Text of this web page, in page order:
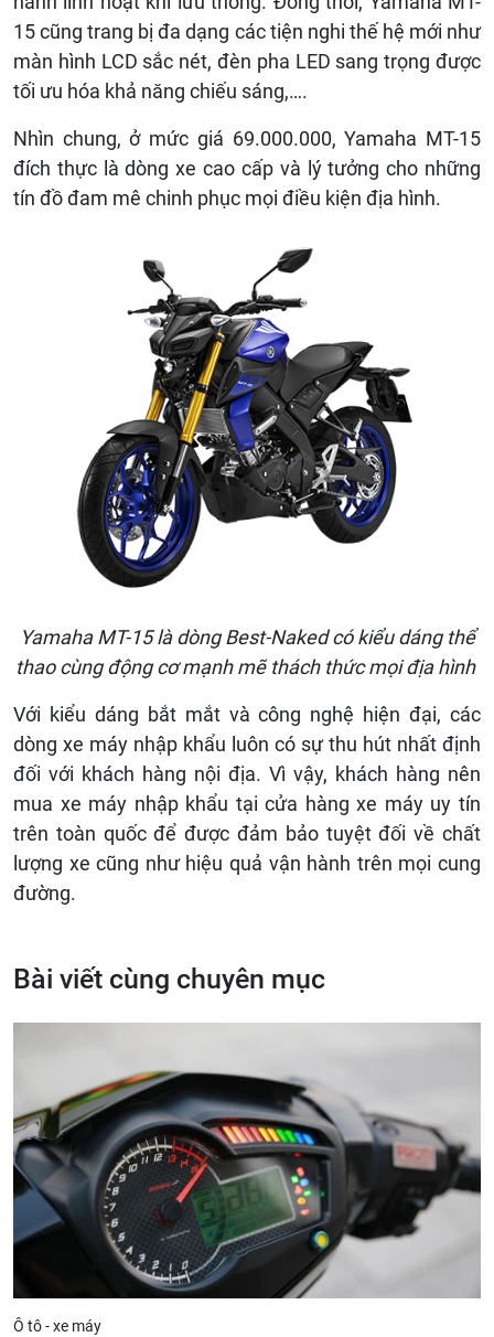
15 cũng trang bị đa dạng các tiện nghi thế hệ mới như
màn hình LCD sắc nét, đèn pha LED sang trọng được
tối ưu hóa khả năng chiếu sáng,….
Nhìn chung, ở mức giá 69.000.000, Yamaha MT-15
đích thực là dòng xe cao cấp và lý tưởng cho những
tín đồ đam mê chinh phục mọi điều kiện địa hình.
Yamaha MT-15 là dòng Best-Naked có kiểu dáng thể
thao cùng động cơ mạnh mẽ thách thức mọi địa hình
Với kiểu dáng bắt mắt và công nghệ hiện đại, các
dòng xe máy nhập khẩu luôn có sự thu hút nhất định
đối với khách hàng nội địa. Vì vậy, khách hàng nên
mua xe máy nhập khẩu tại cửa hàng xe máy uy tín
trên toàn quốc để được đảm bảo tuyệt đối về chất
lượng xe cũng như hiệu quả vận hành trên mọi cung
đường.
Bài viết cùng chuyên mục
Ô tô - xe máy